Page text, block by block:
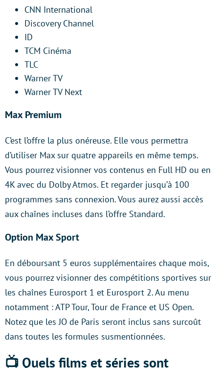
CNN International
Discovery Channel
ID
TCM Cinéma
TLC
Warner TV
Warner TV Next
Max Premium
C’est l’offre la plus onéreuse. Elle vous permettra
d’utiliser Max sur quatre appareils en même temps.
Vous pourrez visionner vos contenus en Full HD ou en
4K avec du Dolby Atmos. Et regarder jusqu’à 100
programmes sans connexion. Vous aurez aussi accès
aux chaînes incluses dans l’offre Standard.
Option Max Sport
En déboursant 5 euros supplémentaires chaque mois,
vous pourrez visionner des compétitions sportives sur
les chaînes Eurosport 1 et Eurosport 2. Au menu
notamment : ATP Tour, Tour de France et US Open.
Notez que les JO de Paris seront inclus sans surcoût
dans toutes les formules susmentionnées.
📺 Quels films et séries sont